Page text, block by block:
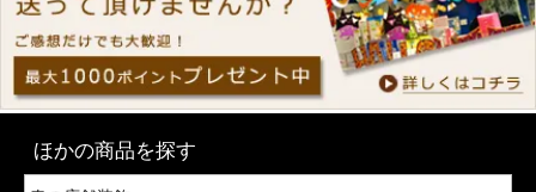
ほかの商品を探す